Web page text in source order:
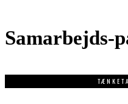
Samarbejds-